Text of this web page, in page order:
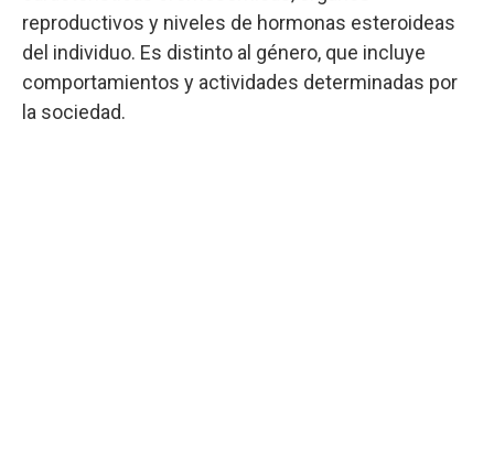
reproductivos y niveles de hormonas esteroideas
del individuo. Es distinto al género, que incluye
comportamientos y actividades determinadas por
la sociedad.